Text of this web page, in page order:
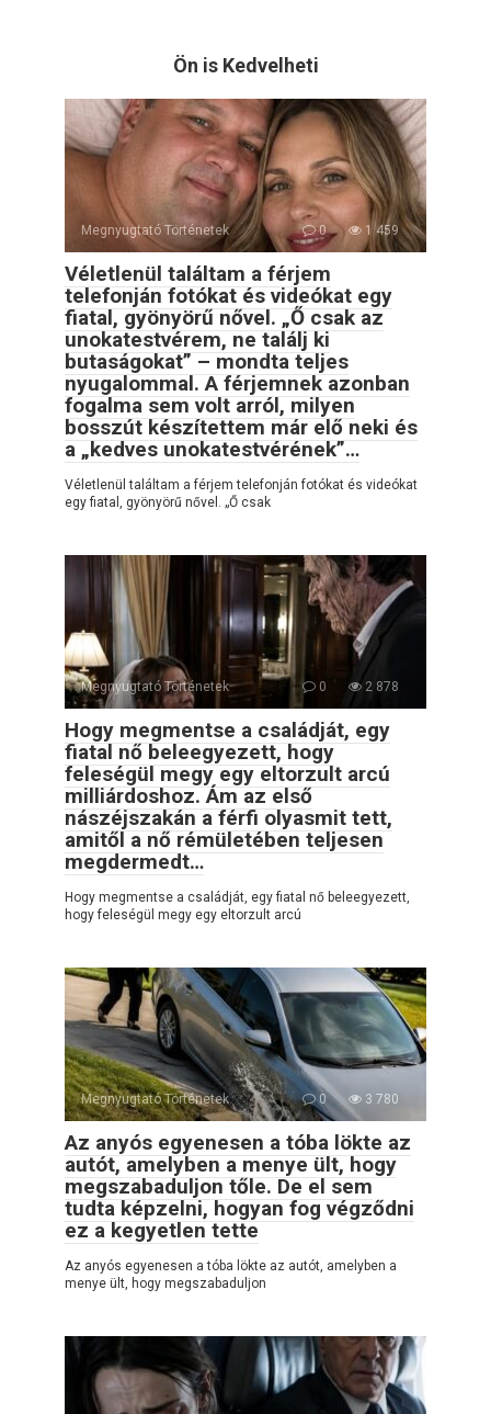
Ön is Kedvelheti
Megnyugtató Történetek 0 1 459
Véletlenül találtam a férjem
telefonján fotókat és videókat egy
fiatal, gyönyörű nővel. „Ő csak az
unokatestvérem, ne találj ki
butaságokat” – mondta teljes
nyugalommal. A férjemnek azonban
fogalma sem volt arról, milyen
bosszút készítettem már elő neki és
a „kedves unokatestvérének”…
Véletlenül találtam a férjem telefonján fotókat és videókat
egy fiatal, gyönyörű nővel. „Ő csak
Megnyugtató Történetek 0 2 878
Hogy megmentse a családját, egy
fiatal nő beleegyezett, hogy
feleségül megy egy eltorzult arcú
milliárdoshoz. Ám az első
nászéjszakán a férfi olyasmit tett,
amitől a nő rémületében teljesen
megdermedt…
Hogy megmentse a családját, egy fiatal nő beleegyezett,
hogy feleségül megy egy eltorzult arcú
Megnyugtató Történetek 0 3 780
Az anyós egyenesen a tóba lökte az
autót, amelyben a menye ült, hogy
megszabaduljon tőle. De el sem
tudta képzelni, hogyan fog végződni
ez a kegyetlen tette
Az anyós egyenesen a tóba lökte az autót, amelyben a
menye ült, hogy megszabaduljon